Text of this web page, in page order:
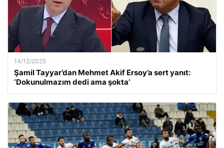
14/12/2025
Şamil Tayyar’dan Mehmet Akif Ersoy’a sert yanıt:
‘Dokunulmazım dedi ama şokta’